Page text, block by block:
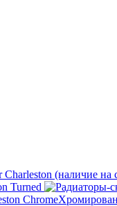
Charleston (наличие на
Turned